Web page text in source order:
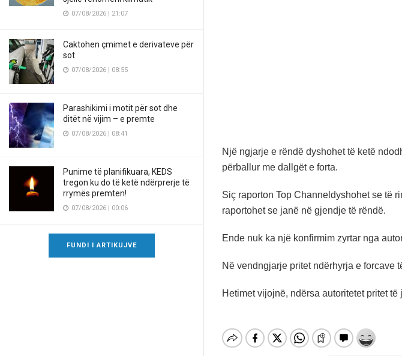
07/08/2026 | 21:07
Caktohen çmimet e derivateve për
sot
07/08/2026 | 08:55
Parashikimi i motit për sot dhe
ditët në vijim – e premte
07/08/2026 | 08:41
Punime të planifikuara, KEDS
tregon ku do të ketë ndërprerje të
rrymës premten!
07/08/2026 | 00:06
FUNDI I ARTIKUJVE
Një ngjarje e rëndë dyshohet të ketë
përballur me dallgët e forta.
Siç raporton Top Channeldyshohet se të
raportohet se janë në gjendje të rëndë.
Ende nuk ka një konfirmim zyrtar nga
Në vendngjarje pritet ndërhyrja e forcave
Hetimet vijojnë, ndërsa autoritetet pritet